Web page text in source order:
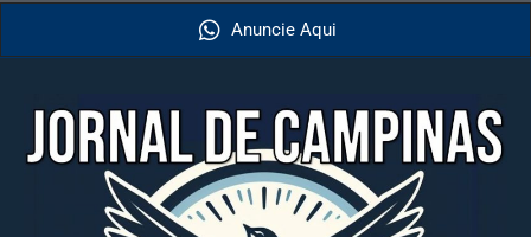
Anuncie Aqui